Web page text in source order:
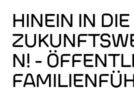
HINEIN IN DIE
N! -